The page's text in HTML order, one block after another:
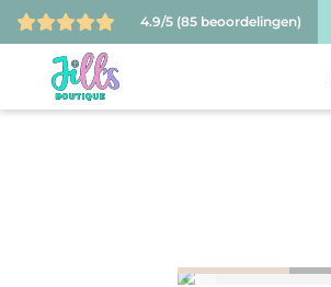
4.9/5 (85 beoordelingen)